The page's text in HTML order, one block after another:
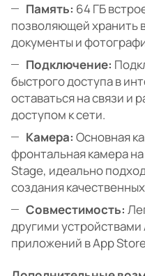
Память: 64 ГБ
позволяющей хранить
документы и
Подключение:
быстрого доступа в
оставаться на связи и
доступом к сети.
Камера: Основная
фронтальная камера
Stage, идеально
создания
Совместимость:
другими
приложений в App